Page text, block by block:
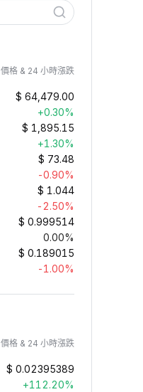
價格 & 24 小時漲跌
$ 64,479.00
+0.30%
$ 1,895.15
+1.30%
$ 73.48
-0.90%
$ 1.044
-2.50%
$ 0.999514
0.00%
$ 0.189015
-1.00%
價格 & 24 小時漲跌
$ 0.02395389
+112.20%